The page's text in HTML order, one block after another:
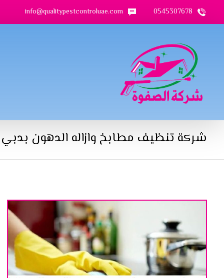
0545307678
info@qualitypestcontroluae.com
شركة تنظيف مطابخ وازاله الدهون بدبي